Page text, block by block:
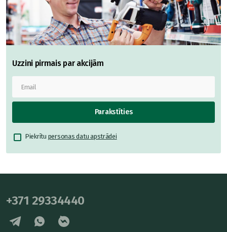
Uzzini pirmais par akcijām
Parakstīties
Piekrītu personas datu apstrādei
+371 29334440